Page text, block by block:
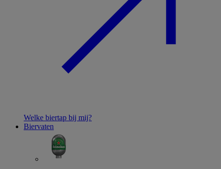
Welke biertap bij mij?
Biervaten